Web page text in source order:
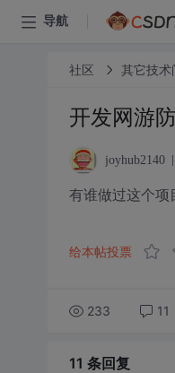
导航
社区 其它技术
开发网游
joyhub2140
有谁做过这个项
给本帖投票
233 11
11 条回复